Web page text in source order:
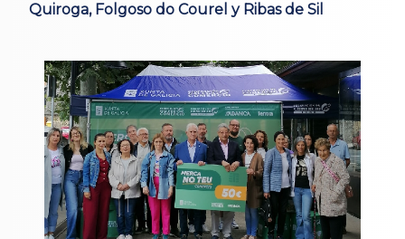
Quiroga, Folgoso do Courel y Ribas de Sil